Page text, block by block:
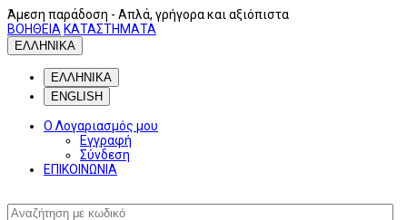
Άμεση παράδοση - Απλά, γρήγορα και αξιόπιστα
ΒΟΗΘΕΙΑ ΚΑΤΑΣΤΗΜΑΤΑ
ΕΛΛΗΝΙΚΑ
ΕΛΛΗΝΙΚΑ
ENGLISH
Ο Λογαριασμός μου
Εγγραφή
Σύνδεση
ΕΠΙΚΟΙΝΩΝΙΑ